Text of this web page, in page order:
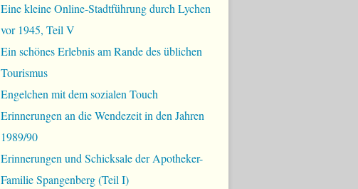
Eine kleine Online-Stadtführung durch Lychen
vor 1945, Teil V
Ein schönes Erlebnis am Rande des üblichen
Tourismus
Engelchen mit dem sozialen Touch
Erinnerungen an die Wendezeit in den Jahren
1989/90
Erinnerungen und Schicksale der Apotheker-
Familie Spangenberg (Teil I)